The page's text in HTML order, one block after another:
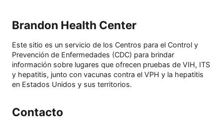
Brandon Health Center
Este sitio es un servicio de los Centros para el Control y
Prevención de Enfermedades (CDC) para brindar
información sobre lugares que ofrecen pruebas de VIH, ITS
y hepatitis, junto con vacunas contra el VPH y la hepatitis
en Estados Unidos y sus territorios.
Contacto